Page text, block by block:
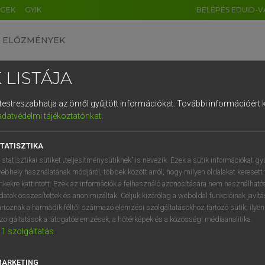
GYIK BELÉPÉS EDUID-
ELŐZMÉNYEK
szótár
VAN ELŐFIZETÉSED?
megtekintéséhez.
LISTÁJA
az önről gyűjtött információkat. További információért
tájékoztatónkat.
statisztikai sütiket „teljesítménysütiknek” is nevezik. Ezek a sütik információkat
használatának módjáról, többek között arról, hogy milyen oldalakat keresett
kattintott. Ezek az információk a felhasználó azonosítására nem
összesítettek és anonimizáltak. Céljuk kizárólag a weboldal funkcióinak
a harmadik féltől származó elemzési szolgáltatásokhoz tartozó sütik;
a látogatóelemzések, a hőtérképek és a közösségi médiaanalitika.
1 szolgáltatás
DE CN FR ES IT NL
1 2 3 4 5 6 7 8 9
q w e r t z u i
a s d f g h j k l é
í y x c v b n m , .